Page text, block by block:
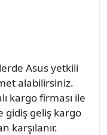
Asus yetkili
alabilirsiniz.
kargo firması ile
gidiş geliş kargo
karşılanır.